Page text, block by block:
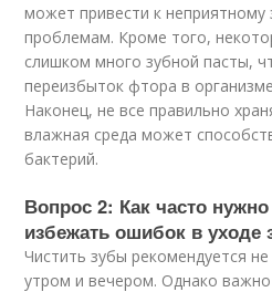
может привести к неприятному
проблемам. Кроме того,
слишком много зубной пасты,
переизбыток фтора в
Наконец, не все правильно
влажная среда может
бактерий.
Вопрос 2: Как часто
избежать ошибок в уходе
Чистить зубы рекомендуется
утром и вечером. Однако